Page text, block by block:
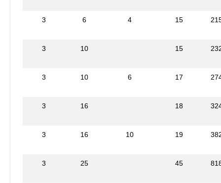
3 6 4 15
3 10 15
3 10 6 17
3 16 18
3 16 10 19
3 25 45